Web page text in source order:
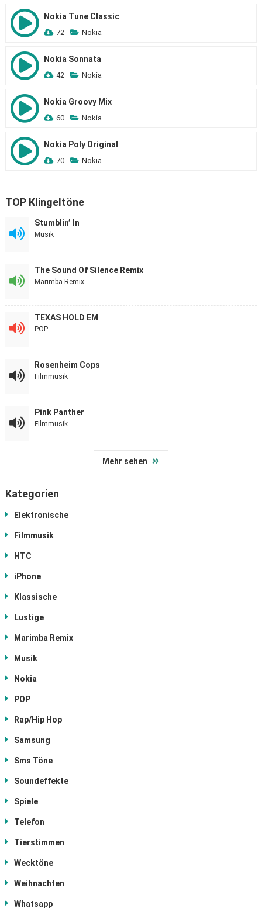
Nokia Tune Classic
72 Nokia
Nokia Sonnata
42 Nokia
Nokia Groovy Mix
60 Nokia
Nokia Poly Original
70 Nokia
TOP Klingeltöne
Stumblin’ In
Musik
The Sound Of Silence Remix
Marimba Remix
TEXAS HOLD EM
POP
Rosenheim Cops
Filmmusik
Pink Panther
Filmmusik
Mehr sehen
Kategorien
Elektronische
Filmmusik
HTC
iPhone
Klassische
Lustige
Marimba Remix
Musik
Nokia
POP
Rap/Hip Hop
Samsung
Sms Töne
Soundeffekte
Spiele
Telefon
Tierstimmen
Wecktöne
Weihnachten
Whatsapp